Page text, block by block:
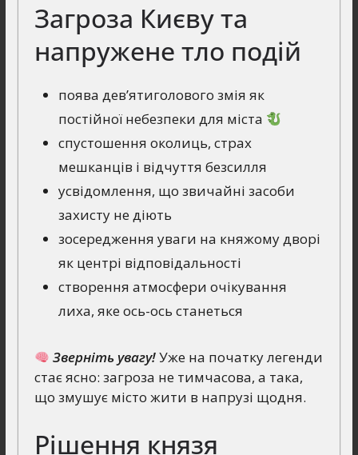
Загроза Києву та
напружене тло подій
поява дев’ятиголового змія як
постійної небезпеки для міста
спустошення околиць, страх
мешканців і відчуття безсилля
усвідомлення, що звичайні засоби
захисту не діють
зосередження уваги на княжому дворі
як центрі відповідальності
створення атмосфери очікування
лиха, яке ось-ось станеться
Зверніть увагу!Уже на початку легенди
стає ясно: загроза не тимчасова, а така,
що змушує місто жити в напрузі щодня.
Рішення князя